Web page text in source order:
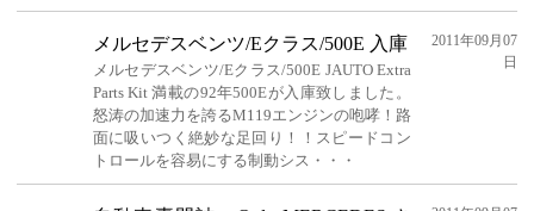
メルセデスベンツ/Eクラス/500E 入庫
メルセデスベンツ/Eクラス/500E JAUTO Extra
Parts Kit 満載の92年500Eが入庫致しました。
怒涛の加速力を誇るM119エンジンの咆哮！路
面に吸いつく絶妙な足回り！！スピードコン
トロールを容易にする制動シス・・・
2011年09月07
日